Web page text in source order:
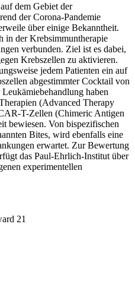
dem Gebiet der
der Corona-Pandemie
über einige Bekanntheit.
in der Krebsimmuntherapie
verbunden. Ziel ist es dabei,
Krebszellen zu aktivieren.
jedem Patienten ein auf
abgestimmter Cocktail von
haben
(Advanced Therapy
T-Zellen (Chimeric Antigen
bewiesen. Von bispezifischen
Bites, wird ebenfalls eine
erwartet. Zur Bewertung
das Paul-Ehrlich-Institut über
experimentellen